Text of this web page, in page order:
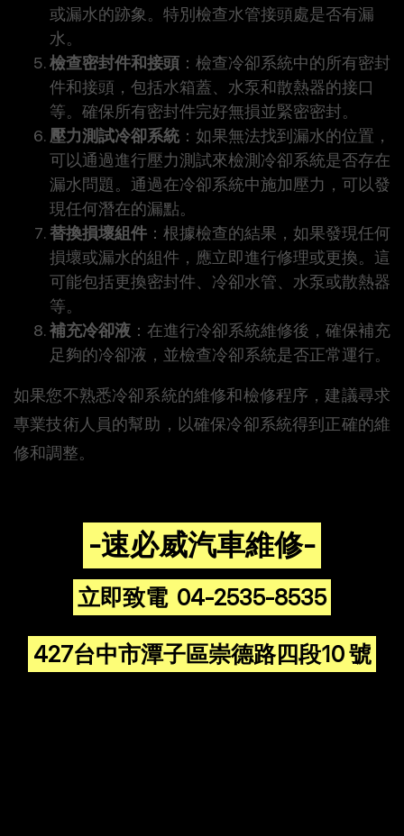
或漏水的跡象。特別檢查水管接頭處是否有漏
水。
檢查密封件和接頭 ：檢查冷卻系統中的所有密封
件和接頭，包括水箱蓋、水泵和散熱器的接口
等。確保所有密封件完好無損並緊密密封。
壓力測試冷卻系統 ：如果無法找到漏水的位置，
可以通過進行壓力測試來檢測冷卻系統是否存在
漏水問題。通過在冷卻系統中施加壓力，可以發
現任何潛在的漏點。
替換損壞組件 ：根據檢查的結果，如果發現任何
損壞或漏水的組件，應立即進行修理或更換。這
可能包括更換密封件、冷卻水管、水泵或散熱器
等。
補充冷卻液 ：在進行冷卻系統維修後，確保補充
足夠的冷卻液，並檢查冷卻系統是否正常運行。
如果您不熟悉冷卻系統的維修和檢修程序，建議尋求
專業技術人員的幫助，以確保冷卻系統得到正確的維
修和調整。
-速必威汽車維修-
立即致電 04-2535-8535
427台中市潭子區崇德路四段10 號